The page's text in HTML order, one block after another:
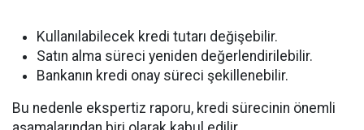
Kullanılabilecek kredi tutarı değişebilir.
Satın alma süreci yeniden değerlendirilebilir.
Bankanın kredi onay süreci şekillenebilir.
Bu nedenle ekspertiz raporu, kredi sürecinin önemli